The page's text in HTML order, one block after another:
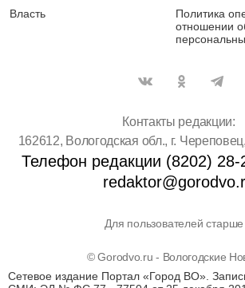
Власть
Политика
отношении
Контакты редакции:
162612, Вологодская обл., г.
Телефон редакции (8202) 28-
Для пользователей
© Gorodvo.ru - Вологодские
Сетевое издание Портал «Город ВО».